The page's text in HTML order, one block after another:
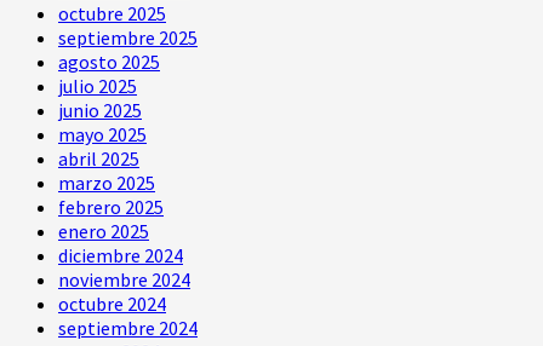
octubre 2025
septiembre 2025
agosto 2025
julio 2025
junio 2025
mayo 2025
abril 2025
marzo 2025
febrero 2025
enero 2025
diciembre 2024
noviembre 2024
octubre 2024
septiembre 2024